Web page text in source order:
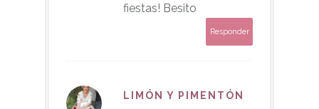
fiestas! Besito
Responder
LIMÓN Y PIMENTÓN